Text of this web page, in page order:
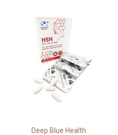
Deep Blue Health